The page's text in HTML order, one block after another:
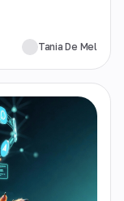
Tania De Mel